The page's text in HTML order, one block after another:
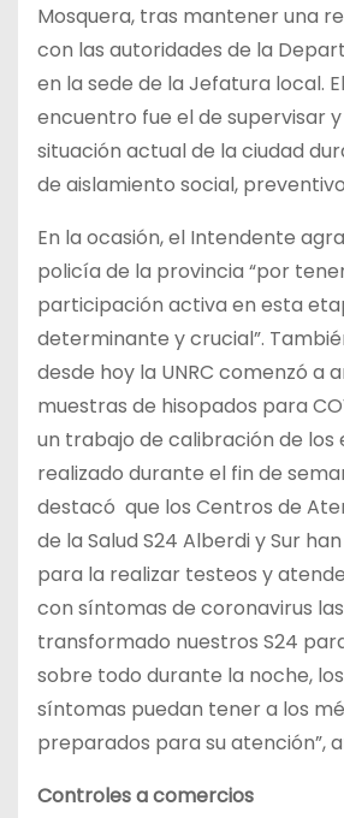
Mosquera, tras mantener una
con las autoridades de la
en la sede de la Jefatura local.
encuentro fue el de supervisar
situación actual de la ciudad
de aislamiento social,
En la ocasión, el Intendente
policía de la provincia “por
participación activa en esta
determinante y crucial”.
desde hoy la UNRC comenzó a
muestras de hisopados para
un trabajo de calibración de los
realizado durante el fin de
destacó que los Centros de
de la Salud S24 Alberdi y Sur
para la realizar testeos y
con síntomas de coronavirus las
transformado nuestros S24
sobre todo durante la noche,
síntomas puedan tener a los
preparados para su atención”,
Controles a comercios